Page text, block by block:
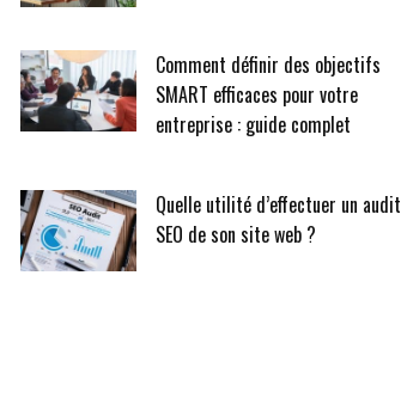
Comment définir des objectifs
SMART efficaces pour votre
entreprise : guide complet
Quelle utilité d’effectuer un audit
SEO de son site web ?